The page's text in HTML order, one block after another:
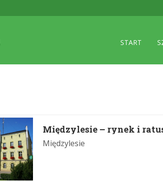
START
Międzylesie – rynek i
Międzylesie